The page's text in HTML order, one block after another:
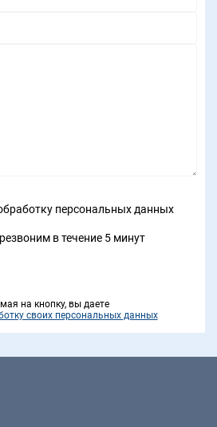
персональных данных
в течение 5 минут
на кнопку, вы даете
своих персональных данных